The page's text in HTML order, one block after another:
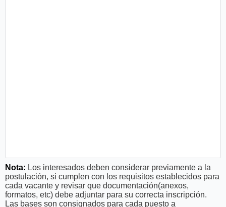
Nota: Los interesados deben considerar previamente a la
postulación, si cumplen con los requisitos establecidos para
cada vacante y revisar que documentación(anexos,
formatos, etc) debe adjuntar para su correcta inscripción.
Las bases son consignados para cada puesto a